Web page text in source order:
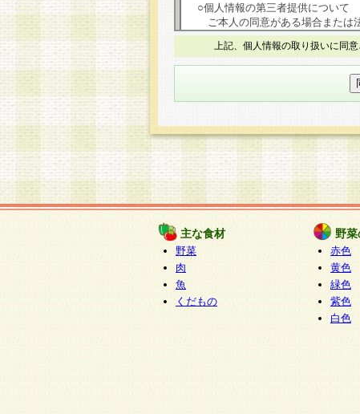
○個人情報の第三者提供について
ご本人の同意がある場合また
は第三者に提供しません。
個人情報の取り扱いを外部に
す企業を選定して委託を行い
本人からの求めにより、当社が
知・開示・内容の訂正・追加
（以下、総称して「開示等」と
開示等に応じる窓口は以下にな
ぱくすく食堂個人情報お客
個人情報を与えることは任意で
合には、当社のサービスの提供
い場合がございますのでご了承
上記、個人情報の取り扱いに同
主な食材
野菜
肉
魚
くだもの
野菜
赤色
黄色
緑色
紫色
白色